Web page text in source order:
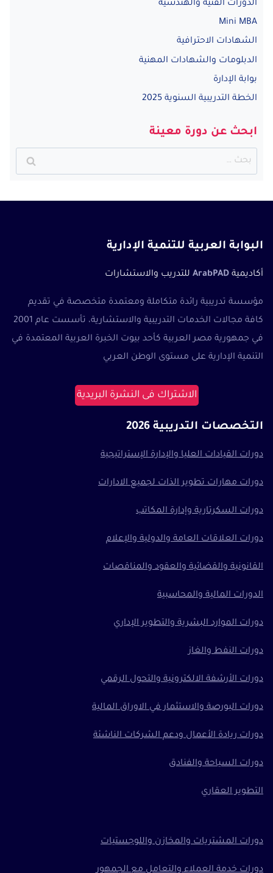
الدورات الفنية والهندسية
Mini MBA
الشهادات الاحترافية
الدبلومات والشهادات المهنية
بوابة الإدارة
الخطة التدريبية السنوية 2025
ابحث عن دورة معينة
البحث
عن:
البوابة العربية للتنمية الإدارية
أكاديمية ArabPAD للتدريب والاستشارات
مؤسسة تدريبية رائدة متكاملة ومعتمدة متخصصة في تقديم
كافة مجالات الخدمات التدريبية والاستشارية، تأسست عام 2001
في جمهورية مصر العربية كأحد بيوت الخبرة العربية المعتمدة في
التنمية الإدارية على مستوى الوطن العربي
الاشتراك فى النشرة البريدية
التخصصات التدريبية 2026
دورات القيادات العليا والإدارة الإستراتيجية
دورات مهارات تطوير الذات لجميع الادارات
دورات السكرتارية وإدارة المكاتب
دورات العلاقات العامة والدولية والإعلام
القانونية والقضائية والعقود والمناقصات
الدورات المالية والمحاسبية
دورات الموارد البشرية والتطوير الإداري
دورات النفط والغاز
دورات الأرشفة الالكترونية والتحول الرقمي
دورات البورصة والاستثمار في الاوراق المالية
دورات ريادة الأعمال ودعم الشركات الناشئة
دورات السياحة والفنادق
التطوير العقاري
دورات المشتريات والمخازن واللوجستيات
دورات خدمة العملاء والتعامل مع الجمهور